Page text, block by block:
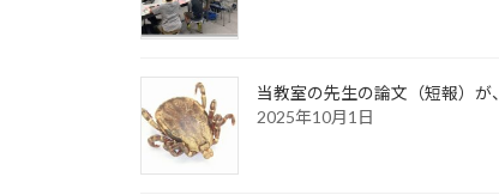
当教室の先生の論文（短報）
2025年10月1日